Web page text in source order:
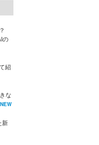
の
紹
な
NEW
新